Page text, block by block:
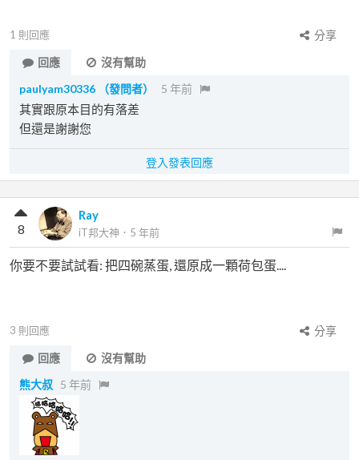
1 則回應
分享
回應
沒有幫助
paulyam30336
（發問者） 5 年前
其實跟原本目的有落差
但還是謝謝您
登入發表回應
Ray
iT邦大神 ． 5 年前
8
你要不要試試看: 把四碗蒸蛋, 還原成一顆荷包蛋....
3 則回應
分享
回應
沒有幫助
熊大叔 5 年前